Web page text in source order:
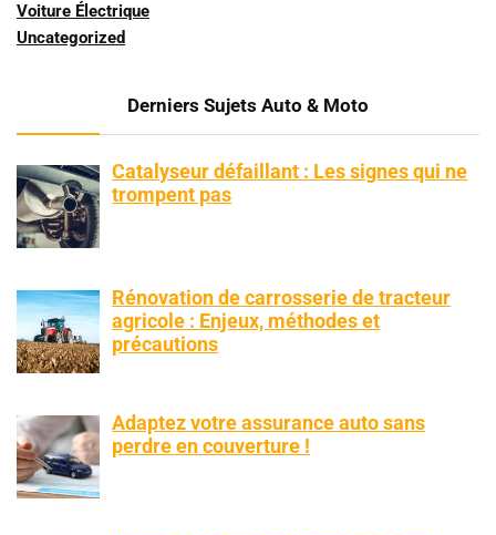
Voiture Électrique
Uncategorized
Derniers Sujets Auto & Moto
Catalyseur défaillant : Les signes qui ne
trompent pas
Rénovation de carrosserie de tracteur
agricole : Enjeux, méthodes et
précautions
Adaptez votre assurance auto sans
perdre en couverture !